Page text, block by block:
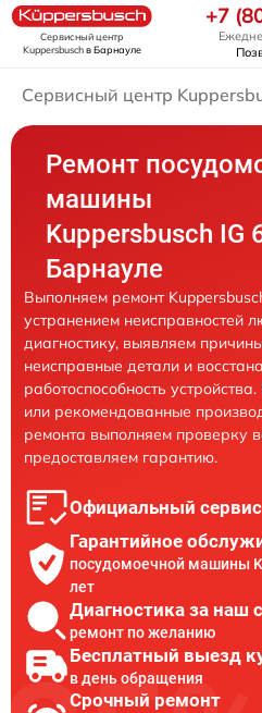
Сервисный центр
Kuppersbuschв Барнауле
+7
Сервисный центр
Ремонт
машины
Kuppersbusch IG
Барнауле
Выполняем ремонт
устранением неисправностей
диагностику, выявляем
неисправные детали и
работоспособность
или рекомендованные
ремонта выполняем проверку
предоставляем гарантию.
Официальный сервис
Гарантийное
посудомоечной машины
лет
Диагностика за наш
ремонт по желанию
Бесплатный выезд
в день обращения
Срочный ремонт